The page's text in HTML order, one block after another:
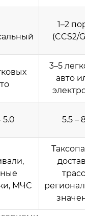
1–2
(CCS2/
3–5
авто
5.0 5.5 –
МЧС